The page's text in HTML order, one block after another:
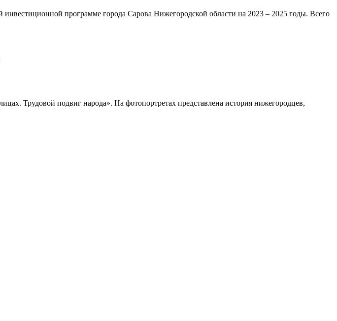
программе города Сарова Нижегородской области на 2023 – 2025 годы. Всего
Трудовой подвиг народа». На фотопортретах представлена история нижегородцев,